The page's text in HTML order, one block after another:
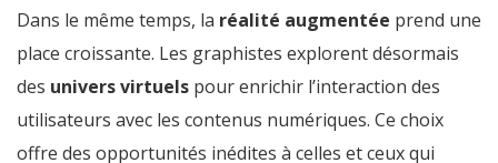
Dans le même temps, la réalité augmentée prend une
place croissante. Les graphistes explorent désormais
des univers virtuels pour enrichir l’interaction des
utilisateurs avec les contenus numériques. Ce choix
offre des opportunités inédites à celles et ceux qui